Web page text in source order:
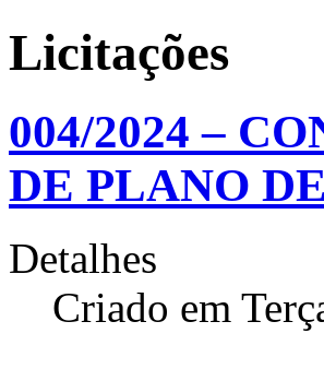
Licitações
004/2024 –
DE PLANO
Detalhes
Criado em